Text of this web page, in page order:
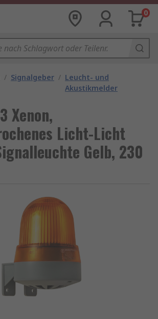
0
/ Signalgeber / Leucht- und
Akustikmelder
Xenon,
Licht-Licht
Gelb, 230